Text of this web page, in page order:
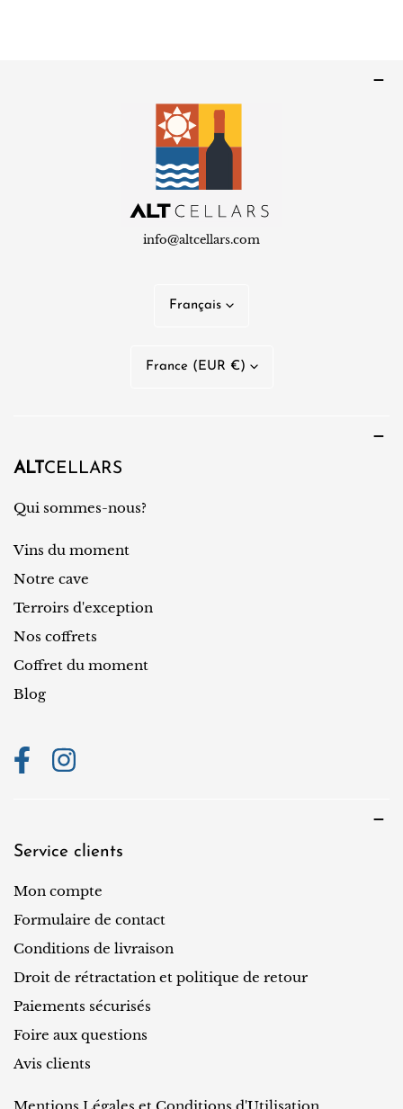
info@altcellars.com
Français
/
r
g
i
o
n
France (EUR €)
ALT CELLARS
Qui sommes-nous?
Vins du moment
Notre cave
Terroirs d'exception
Nos coffrets
Coffret du moment
Blog
Service clients
Mon compte
Formulaire de contact
Conditions de livraison
Droit de rétractation et politique de retour
Paiements sécurisés
Foire aux questions
Avis clients
Mentions Légales et Conditions d'Utilisation